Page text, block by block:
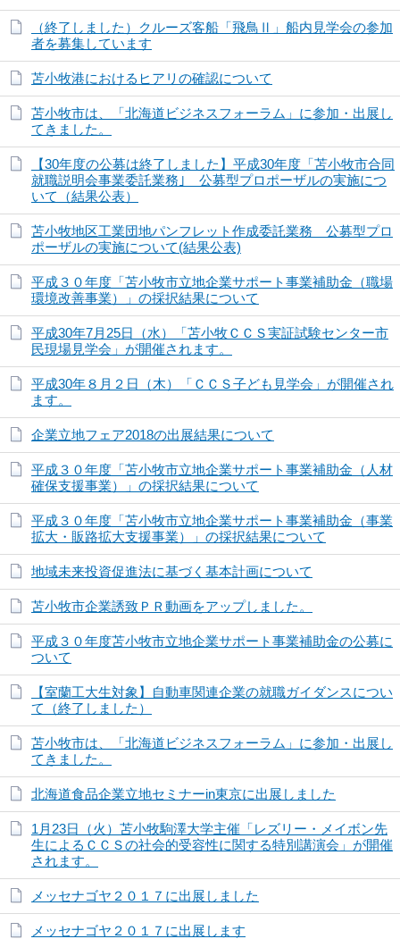
（終了しました）クルーズ客船「飛鳥Ⅱ」船内見学会の参加
者を募集しています
苫小牧港におけるヒアリの確認について
苫小牧市は、「北海道ビジネスフォーラム」に参加・出展し
てきました。
【30年度の公募は終了しました】平成30年度「苫小牧市合同
就職説明会事業委託業務｣ 公募型プロポーザルの実施につ
いて（結果公表）
苫小牧地区工業団地パンフレット作成委託業務 公募型プロ
ポーザルの実施について(結果公表)
平成３０年度「苫小牧市立地企業サポート事業補助金（職場
環境改善事業）」の採択結果について
平成30年7月25日（水）「苫小牧ＣＣＳ実証試験センター市
民現場見学会」が開催されます。
平成30年８月２日（木）「ＣＣＳ子ども見学会」が開催され
ます。
企業立地フェア2018の出展結果について
平成３０年度「苫小牧市立地企業サポート事業補助金（人材
確保支援事業）」の採択結果について
平成３０年度「苫小牧市立地企業サポート事業補助金（事業
拡大・販路拡大支援事業）」の採択結果について
地域未来投資促進法に基づく基本計画について
苫小牧市企業誘致ＰＲ動画をアップしました。
平成３０年度苫小牧市立地企業サポート事業補助金の公募に
ついて
【室蘭工大生対象】自動車関連企業の就職ガイダンスについ
て（終了しました）
苫小牧市は、「北海道ビジネスフォーラム」に参加・出展し
てきました。
北海道食品企業立地セミナーin東京に出展しました
1月23日（火）苫小牧駒澤大学主催「レズリー・メイボン先
生によるＣＣＳの社会的受容性に関する特別講演会」が開催
されます。
メッセナゴヤ２０１７に出展しました
メッセナゴヤ２０１７に出展します